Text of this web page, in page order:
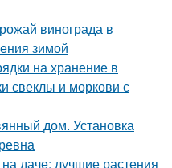
винограда в
зимой
на хранение в
свеклы и моркови с
дом. Установка
даче: лучшие растения